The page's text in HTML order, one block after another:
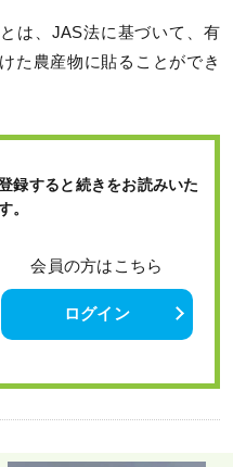
は、JAS法に基づいて、有
た農産物に貼ることができ
録すると続きをお読みいた
。
会員の方はこちら
ログイン